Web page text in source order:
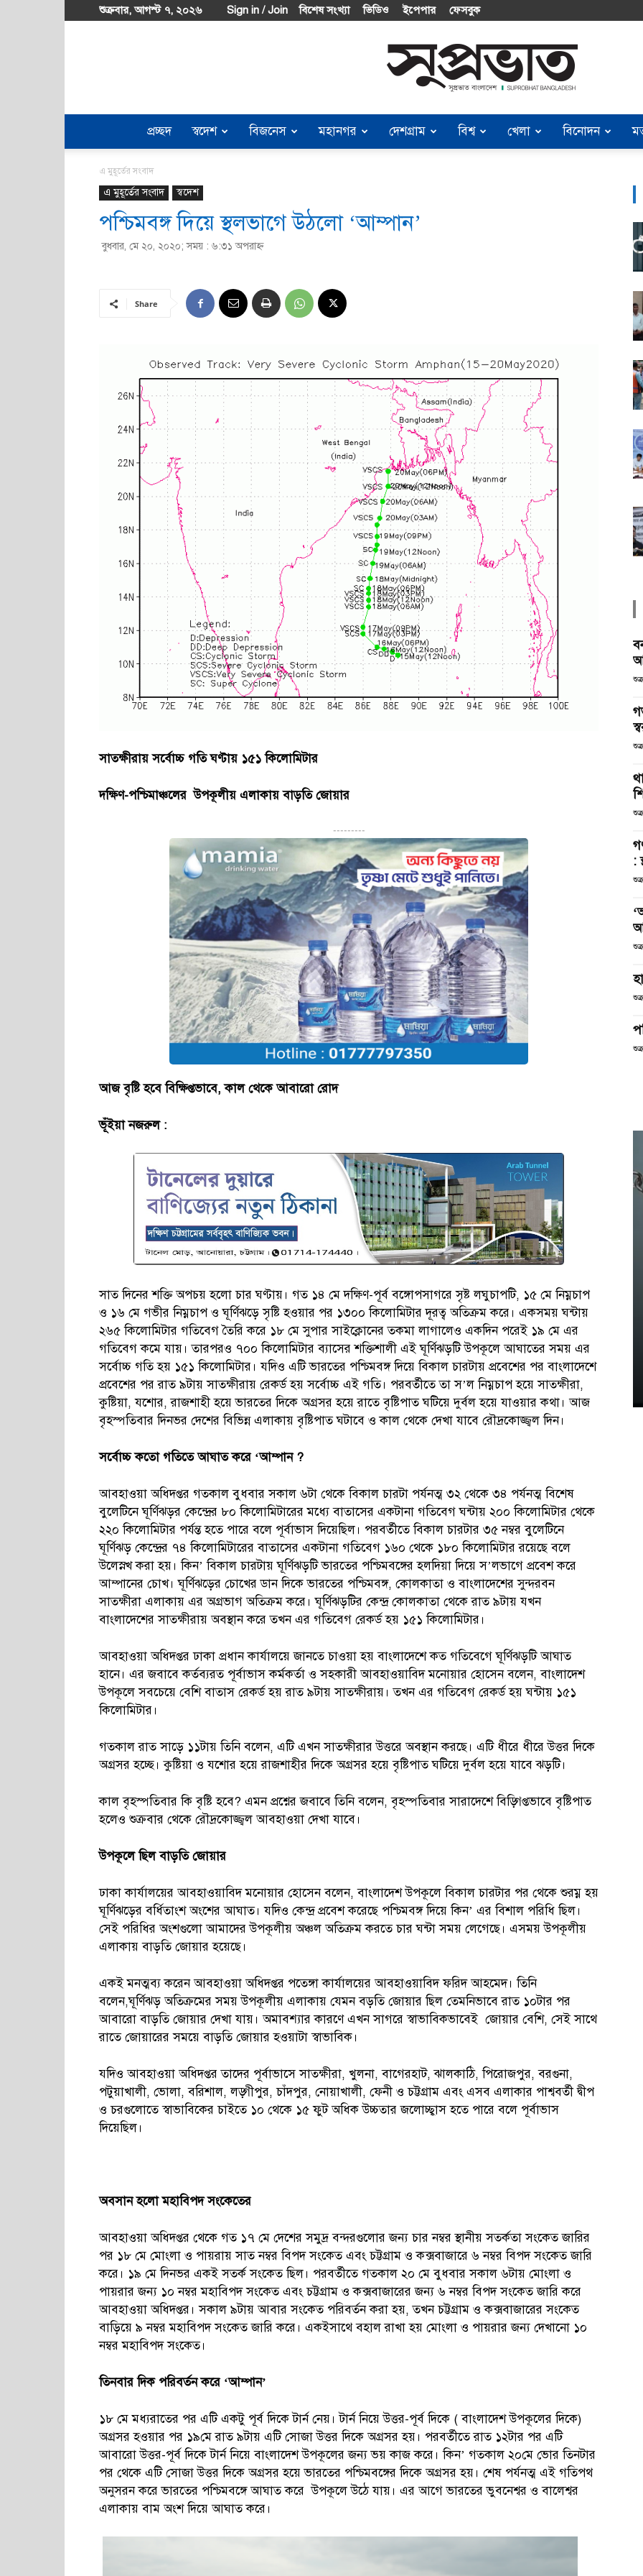
শুক্রবার, আগস্ট ৭, ২০২৬ Sign in / Join বিশেষ সংখ্যা ভিডিও ইপেপার ফেসবুক
Suprobhat
প্রচ্ছদ স্বদেশ বিজনেস মহানগর দেশগ্রাম বিশ্ব খেলা বিনোদন
এ মুহূর্তের সংবাদ
এ মুহূর্তের সংবাদ স্বদেশ
পশ্চিমবঙ্গ দিয়ে স্থলভাগে উঠলো ‘আম্পান’
বুধবার, মে ২০, ২০২০; সময় : ৬:৩১ অপরাহ্ণ
Share
সাতক্ষীরায় সর্বোচ্চ গতি ঘণ্টায় ১৫১ কিলোমিটার
দক্ষিণ-পশ্চিমাঞ্চলের উপকূলীয় এলাকায় বাড়তি জোয়ার
---------
আজ বৃষ্টি হবে বিক্ষিপ্তভাবে, কাল থেকে আবারো রোদ
ভূঁইয়া নজরুল :
সাত দিনের শক্তি অপচয় হলো চার ঘণ্টায়। গত ১৪ মে দক্ষিণ-পূর্ব বঙ্গোপসাগরে সৃষ্ট লঘুচাপটি, ১৫ মে নিম্নচাপ
ও ১৬ মে গভীর নিম্নচাপ ও ঘূর্ণিঝড়ে সৃষ্টি হওয়ার পর ১৩০০ কিলোমিটার দূরত্ব অতিক্রম করে। একসময় ঘন্টায়
২৬৫ কিলোমিটার গতিবেগ তৈরি করে ১৮ মে সুপার সাইক্লোনের তকমা লাগালেও একদিন পরেই ১৯ মে এর
গতিবেগ কমে যায়। তারপরও ৭০০ কিলোমিটার ব্যাসের শক্তিশালী এই ঘূর্ণিঝড়টি উপকূলে আঘাতের সময় এর
সর্বোচ্চ গতি হয় ১৫১ কিলোমিটার। যদিও এটি ভারতের পশ্চিমবঙ্গ দিয়ে বিকাল চারটায় প্রবেশের পর বাংলাদেশে
প্রবেশের পর রাত ৯টায় সাতক্ষীরায় রেকর্ড হয় সর্বোচ্চ এই গতি। পরবর্তীতে তা স’ল নিম্নচাপ হয়ে সাতক্ষীরা,
কুষ্টিয়া, যশোর, রাজশাহী হয়ে ভারতের দিকে অগ্রসর হয়ে রাতে বৃষ্টিপাত ঘটিয়ে দুর্বল হয়ে যাওয়ার কথা। আজ
বৃহস্পতিবার দিনভর দেশের বিভিন্ন এলাকায় বৃষ্টিপাত ঘটাবে ও কাল থেকে দেখা যাবে রৌদ্রকোজ্জ্বল দিন।
সর্বোচ্চকতোগতিতেআঘাতকরে ‘আম্পান ?
আবহাওয়া অধিদপ্তর গতকাল বুধবার সকাল ৬টা থেকে বিকাল চারটা পর্যনত্ম ৩২ থেকে ৩৪ পর্যনত্ম বিশেষ
বুলেটিনে ঘূর্ণিঝড়র কেন্দ্রের ৮০ কিলোমিটারের মধ্যে বাতাসের একটানা গতিবেগ ঘন্টায় ২০০ কিলোমিটার থেকে
২২০ কিলোমিটার পর্যন্ত হতে পারে বলে পূর্বাভাস দিয়েছিল। পরবর্তীতে বিকাল চারটার ৩৫ নম্বর বুলেটিনে
ঘূর্ণিঝড় কেন্দ্রের ৭৪ কিলোমিটারের বাতাসের একটানা গতিবেগ ১৬০ থেকে ১৮০ কিলোমিটার রয়েছে বলে
উলেস্নখ করা হয়। কিন’ বিকাল চারটায় ঘূর্ণিঝড়টি ভারতের পশ্চিমবঙ্গের হলদিয়া দিয়ে স’লভাগে প্রবেশ করে
আম্পানের চোখ। ঘূর্ণিঝড়ের চোখের ডান দিকে ভারতের পশ্চিমবঙ্গ, কোলকাতা ও বাংলাদেশের সুন্দরবন
সাতক্ষীরা এলাকায় এর অগ্রভাগ অতিক্রম করে। ঘূর্ণিঝড়টির কেন্দ্র কোলকাতা থেকে রাত ৯টায় যখন
বাংলাদেশের সাতক্ষীরায় অবস্থান করে তখন এর গতিবেগ রেকর্ড হয় ১৫১ কিলোমিটার।
আবহাওয়া অধিদপ্তর ঢাকা প্রধান কার্যালয়ে জানতে চাওয়া হয় বাংলাদেশে কত গতিবেগে ঘূর্ণিঝড়টি আঘাত
হানে। এর জবাবে কর্তব্যরত পূর্বাভাস কর্মকর্তা ও সহকারী আবহাওয়াবিদ মনোয়ার হোসেন বলেন, বাংলাদেশ
উপকূলে সবচেয়ে বেশি বাতাস রেকর্ড হয় রাত ৯টায় সাতক্ষীরায়। তখন এর গতিবেগ রেকর্ড হয় ঘন্টায় ১৫১
কিলোমিটার।
গতকাল রাত সাড়ে ১১টায় তিনি বলেন, এটি এখন সাতক্ষীরার উত্তরে অবস্থান করছে। এটি ধীরে ধীরে উত্তর দিকে
অগ্রসর হচ্ছে। কুষ্টিয়া ও যশোর হয়ে রাজশাহীর দিকে অগ্রসর হয়ে বৃষ্টিপাত ঘটিয়ে দুর্বল হয়ে যাবে ঝড়টি।
কাল বৃহস্পতিবার কি বৃষ্টি হবে? এমন প্রশ্নের জবাবে তিনি বলেন, বৃহস্পতিবার সারাদেশে বিড়্গিপ্তভাবে বৃষ্টিপাত
হলেও শুক্রবার থেকে রৌদ্রকোজ্জ্বল আবহাওয়া দেখা যাবে।
উপকূলেছিলবাড়তিজোয়ার
ঢাকা কার্যালয়ের আবহাওয়াবিদ মনোয়ার হোসেন বলেন, বাংলাদেশ উপকূলে বিকাল চারটার পর থেকে শুরম্ন হয়
ঘূর্ণিঝড়ের বর্ধিতাংশ অংশের আঘাত। যদিও কেন্দ্র প্রবেশ করেছে পশ্চিমবঙ্গ দিয়ে কিন’ এর বিশাল পরিধি ছিল।
সেই পরিধির অংশগুলো আমাদের উপকূলীয় অঞ্চল অতিক্রম করতে চার ঘন্টা সময় লেগেছে। এসময় উপকূলীয়
এলাকায় বাড়তি জোয়ার হয়েছে।
একই মনত্মব্য করেন আবহাওয়া অধিদপ্তর পতেঙ্গা কার্যালয়ের আবহাওয়াবিদ ফরিদ আহমেদ। তিনি
বলেন,ঘূর্ণিঝড় অতিক্রমের সময় উপকূলীয় এলাকায় যেমন বড়তি জোয়ার ছিল তেমনিভাবে রাত ১০টার পর
আবারো বাড়তি জোয়ার দেখা যায়। অমাবশ্যার কারণে এখন সাগরে স্বাভাবিকভাবেই জোয়ার বেশি, সেই সাথে
রাতে জোয়ারের সময়ে বাড়তি জোয়ার হওয়াটা স্বাভাবিক।
যদিও আবহাওয়া অধিদপ্তর তাদের পূর্বাভাসে সাতক্ষীরা, খুলনা, বাগেরহাট, ঝালকাঠি, পিরোজপুর, বরগুনা,
পটুয়াখালী, ভোলা, বরিশাল, লড়্গীপুর, চাঁদপুর, নোয়াখালী, ফেনী ও চট্টগ্রাম এবং এসব এলাকার পাশ্ববর্তী দ্বীপ
ও চরগুলোতে স্বাভাবিকের চাইতে ১০ থেকে ১৫ ফুট অধিক উচ্চতার জলোচ্ছ্বাস হতে পারে বলে পূর্বাভাস
দিয়েছিল।
অবসানহলোমহাবিপদসংকেতের
আবহাওয়া অধিদপ্তর থেকে গত ১৭ মে দেশের সমুদ্র বন্দরগুলোর জন্য চার নম্বর স্থানীয় সতর্কতা সংকেত জারির
পর ১৮ মে মোংলা ও পায়রায় সাত নম্বর বিপদ সংকেত এবং চট্টগ্রাম ও কক্সবাজারে ৬ নম্বর বিপদ সংকেত জারি
করে। ১৯ মে দিনভর একই সতর্ক সংকেত ছিল। পরবর্তীতে গতকাল ২০ মে বুধবার সকাল ৬টায় মোংলা ও
পায়রার জন্য ১০ নম্বর মহাবিপদ সংকেত এবং চট্টগ্রাম ও কক্সবাজারের জন্য ৬ নম্বর বিপদ সংকেত জারি করে
আবহাওয়া অধিদপ্তর। সকাল ৯টায় আবার সংকেত পরিবর্তন করা হয়, তখন চট্টগ্রাম ও কক্সবাজারের সংকেত
বাড়িয়ে ৯ নম্বর মহাবিপদ সংকেত জারি করে। একইসাথে বহাল রাখা হয় মোংলা ও পায়রার জন্য দেখানো ১০
নম্বর মহাবিপদ সংকেত।
তিনবারদিক পরিবর্তনকরে ‘আম্পান’
১৮ মে মধ্যরাতের পর এটি একটু পূর্ব দিকে টার্ন নেয়। টার্ন নিয়ে উত্তর-পূর্ব দিকে ( বাংলাদেশ উপকূলের দিকে)
অগ্রসর হওয়ার পর ১৯মে রাত ৯টায় এটি সোজা উত্তর দিকে অগ্রসর হয়। পরবর্তীতে রাত ১২টার পর এটি
আবারো উত্তর-পূর্ব দিকে টার্ন নিয়ে বাংলাদেশ উপকূলের জন্য ভয় কাজ করে। কিন’ গতকাল ২০মে ভোর তিনটার
পর থেকে এটি সোজা উত্তর দিকে অগ্রসর হয়ে ভারতের পশ্চিমবঙ্গের দিকে অগ্রসর হয়। শেষ পর্যনত্ম এই গতিপথ
অনুসরন করে ভারতের পশ্চিমবঙ্গে আঘাত করে উপকূলে উঠে যায়। এর আগে ভারতের ভুবনেশ্বর ও বালেশ্বর
এলাকায় বাম অংশ দিয়ে আঘাত করে।
: